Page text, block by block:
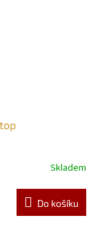
Skladem
Do košíku